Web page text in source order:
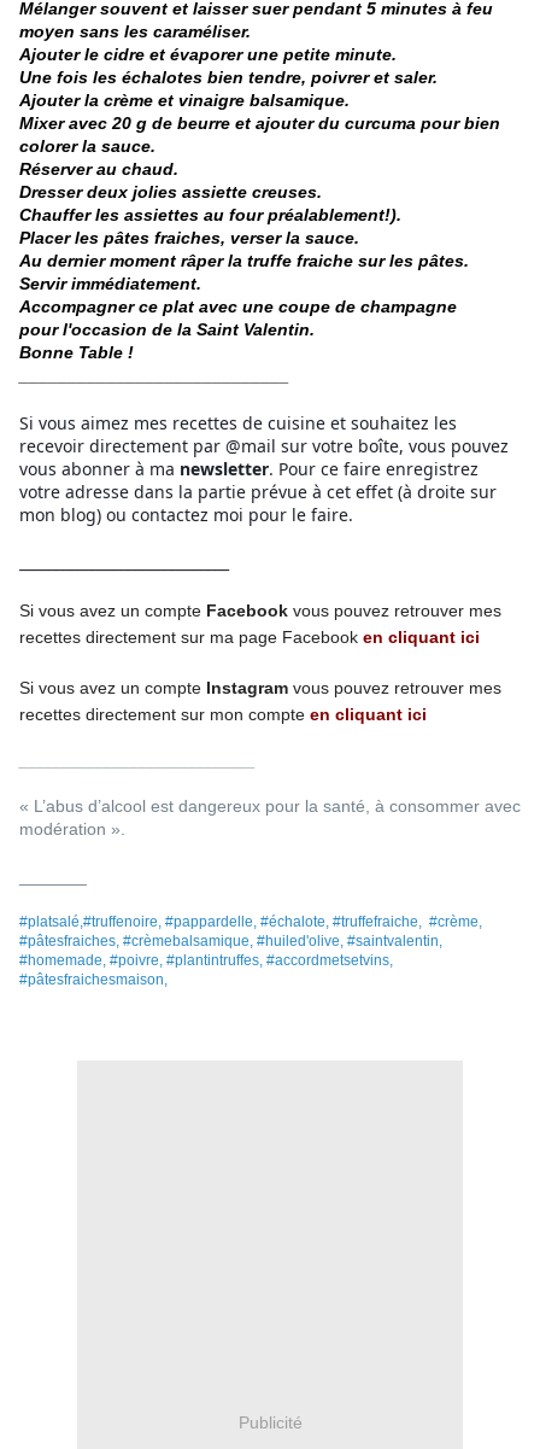
Mélanger souvent et laisser suer pendant 5 minutes à feu
moyen sans les caraméliser.
Ajouter le cidre et évaporer une petite minute.
Une fois les échalotes bien tendre, poivrer et saler.
Ajouter la crème et vinaigre balsamique.
Mixer avec 20 g de beurre et ajouter du curcuma pour bien
colorer la sauce.
Réserver au chaud.
Dresser deux jolies assiette creuses.
Chauffer les assiettes au four préalablement!).
Placer les pâtes fraiches, verser la sauce.
Au dernier moment râper la truffe fraiche sur les pâtes.
Servir immédiatement.
Accompagner ce plat avec une coupe de champagne
pour l'occasion de la Saint Valentin.
Bonne Table !
Si vous aimez mes recettes de cuisine et souhaitez les
recevoir directement par @mail sur votre boîte, vous pouvez
vous abonner à ma newsletter. Pour ce faire enregistrez
votre adresse dans la partie prévue à cet effet (à droite sur
mon blog) ou contactez moi pour le faire.
Si vous avez un compte Facebook vous pouvez retrouver mes
recettes directement sur ma page Facebook en cliquant ici
Si vous avez un compte Instagram vous pouvez retrouver mes
recettes directement sur mon compte en cliquant ici
« L’abus d’alcool est dangereux pour la santé, à consommer avec
modération ».
#platsalé,#truffenoire, #pappardelle, #échalote, #truffefraiche, #crème,
#pâtesfraiches, #crèmebalsamique, #huiled'olive, #saintvalentin,
#homemade, #poivre, #plantintruffes, #accordmetsetvins,
#pâtesfraichesmaison,
Publicité